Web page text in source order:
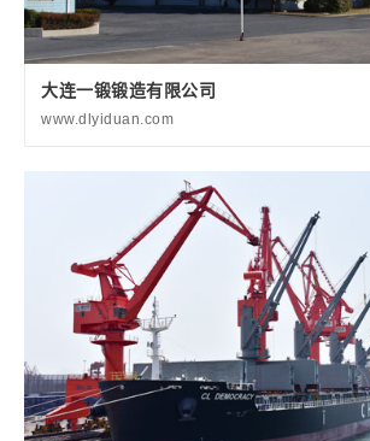
大连一锻锻造有限公司
www.dlyiduan.com